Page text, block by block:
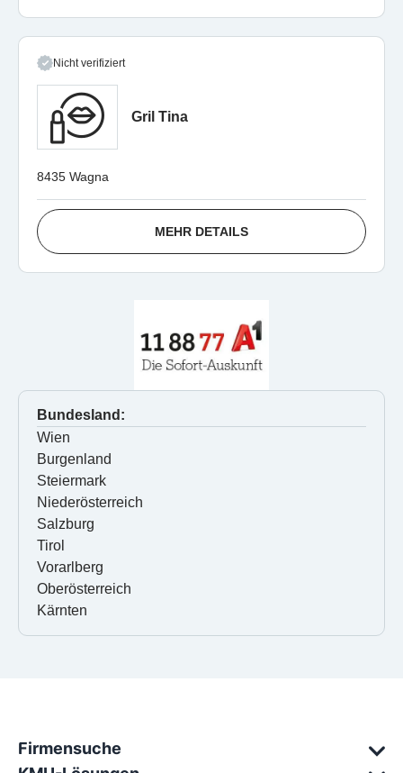
Nicht verifiziert
Gril Tina
8435 Wagna
MEHR DETAILS
Bundesland:
Wien
Burgenland
Steiermark
Niederösterreich
Salzburg
Tirol
Vorarlberg
Oberösterreich
Kärnten
Firmensuche